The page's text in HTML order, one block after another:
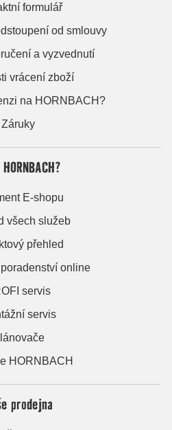
formulář
od smlouvy
a vyzvednutí
vrácení zboží
na HORNBACH?
Záruky
E-shopu
všech služeb
přehled
online
servis
servis
HORNBACH
prodejna